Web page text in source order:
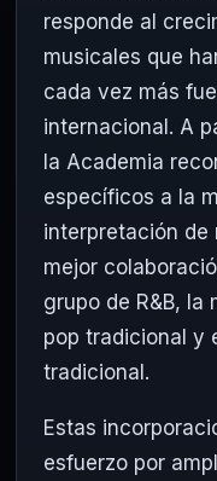
responde al
musicales que
cada vez más
internacional. A
la Academia
específicos a la
interpretación de
mejor
grupo de R&B,
pop tradicional y
tradicional.
Estas
esfuerzo por